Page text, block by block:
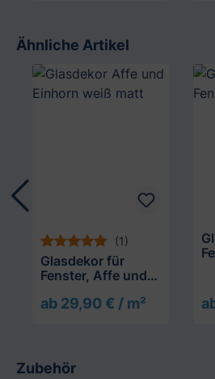
Ähnliche Artikel
Produktgalerie überspringen
(1)
Glasdekor für
Fenster, Affe und
ab 29,90 € / m²
Zubehör